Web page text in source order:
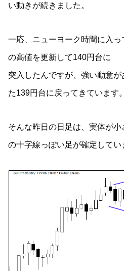
い動きが続きました。
一応、ニューヨーク時間に入
の高値を更新して140円台に
突入したんですが、強い動意
た139円台に戻ってきています。
そんな昨日の日足は、実体が
の十字線っぽい足が確定してい